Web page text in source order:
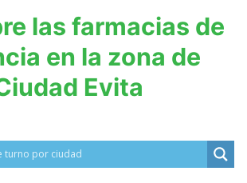
las farmacias de
en la zona de
Evita